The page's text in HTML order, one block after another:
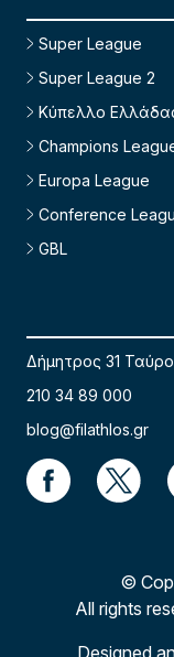
Super League
Super League 2
Κύπελλο
Champions
Europa League
Conference
GBL
Δήμητρος 31
210 34 89 000
blog@filathlos.gr
©
All rights
Designed